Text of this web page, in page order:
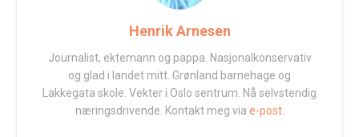
Henrik Arnesen
Journalist, ektemann og pappa. Nasjonalkonservativ
og glad i landet mitt. Grønland barnehage og
Lakkegata skole. Vekter i Oslo sentrum. Nå selvstendig
næringsdrivende. Kontakt meg via e-post.